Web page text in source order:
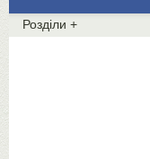
Розділи +